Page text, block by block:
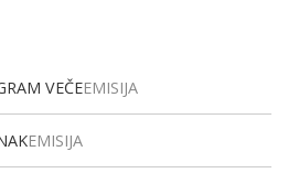
VEČEEMISIJA
EMISIJA